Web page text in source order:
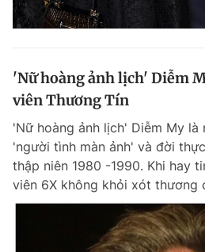
Hotline
Đặt báo Quảng cáo RSS
Tổng biên tập: Nguyễn Ngọc Toàn
Phó tổng biên tập thường trực: Hải
Phó tổng biên tập: Lâm Hiếu Dũng
Phó tổng biên tập: Trần Việt Hưng
Tổng thư ký tòa soạn: Đức Trung
'Nữ hoàng ảnh lịch' Diễm
viên Thương Tín
'Nữ hoàng ảnh lịch' Diễm My là
'người tình màn ảnh' và đời
thập niên 1980 -1990. Khi hay
viên 6X không khỏi xót thương